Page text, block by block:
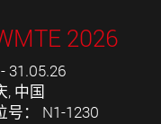
2026
31.05.26
, 中国
号： N1-1230